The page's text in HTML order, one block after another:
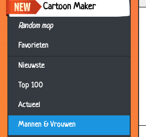
Cartoon Maker
Random mop
Favorieten
Nieuwste
Top 100
Actueel
Mannen & Vrouwen